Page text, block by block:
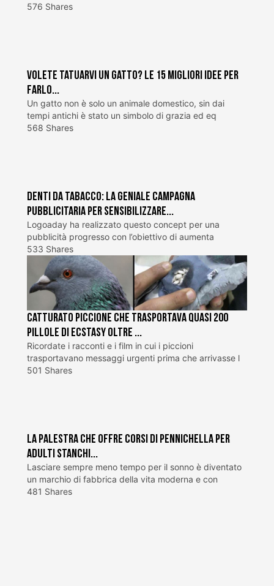
576 Shares
Volete tatuarvi un gatto? Le 15 migliori idee per
farlo...
Un gatto non è solo un animale domestico, sin dai
tempi antichi è stato un simbolo di grazia ed eq
568 Shares
Denti da tabacco: la geniale campagna
pubblicitaria per sensibilizzare...
Logoaday ha realizzato questo concept per una
pubblicità progresso con l’obiettivo di aumenta
533 Shares
Catturato piccione che trasportava quasi 200
pillole di ecstasy oltre ...
Ricordate i racconti e i film in cui i piccioni
trasportavano messaggi urgenti prima che arrivasse l
501 Shares
La palestra che offre corsi di pennichella per
adulti stanchi...
Lasciare sempre meno tempo per il sonno è diventato
un marchio di fabbrica della vita moderna e con
481 Shares